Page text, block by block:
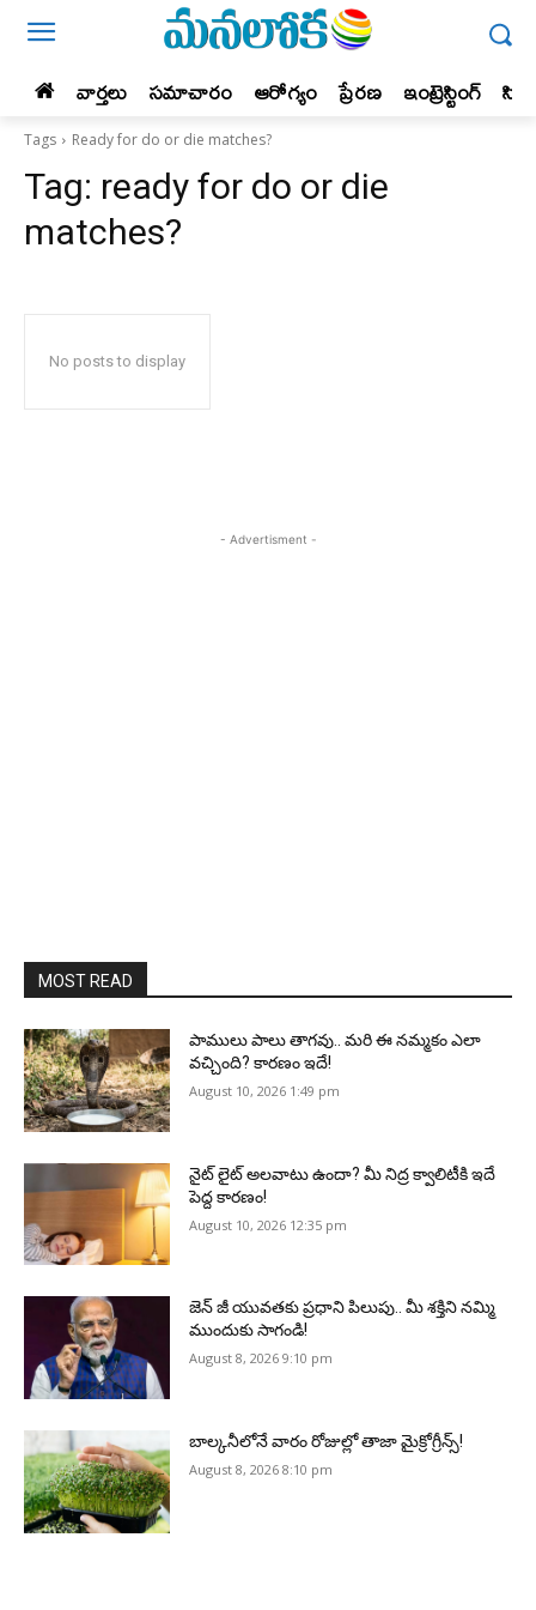
వార్తలు సమాచారం ఆరోగ్యం ప్రేర‌ణ‌ ఇంట్రెస్టింగ్‌
Tags Ready for do or die matches?
Tag: ready for do or die
matches?
No posts to display
- Advertisment -
MOST READ
పాములు పాలు తాగవు.. మరి ఈ నమ్మకం ఎలా
వచ్చింది? కారణం ఇదే!
August 10, 2026 1:49 pm
నైట్ లైట్ అలవాటు ఉందా? మీ నిద్ర క్వాలిటీకి ఇదే
పెద్ద కారణం!
August 10, 2026 12:35 pm
జెన్‌ జీ యువతకు ప్రధాని పిలుపు.. మీ శక్తిని నమ్మి
ముందుకు సాగండి!
August 8, 2026 9:10 pm
బాల్కనీలోనే వారం రోజుల్లో తాజా మైక్రోగ్రీన్స్‌!
August 8, 2026 8:10 pm